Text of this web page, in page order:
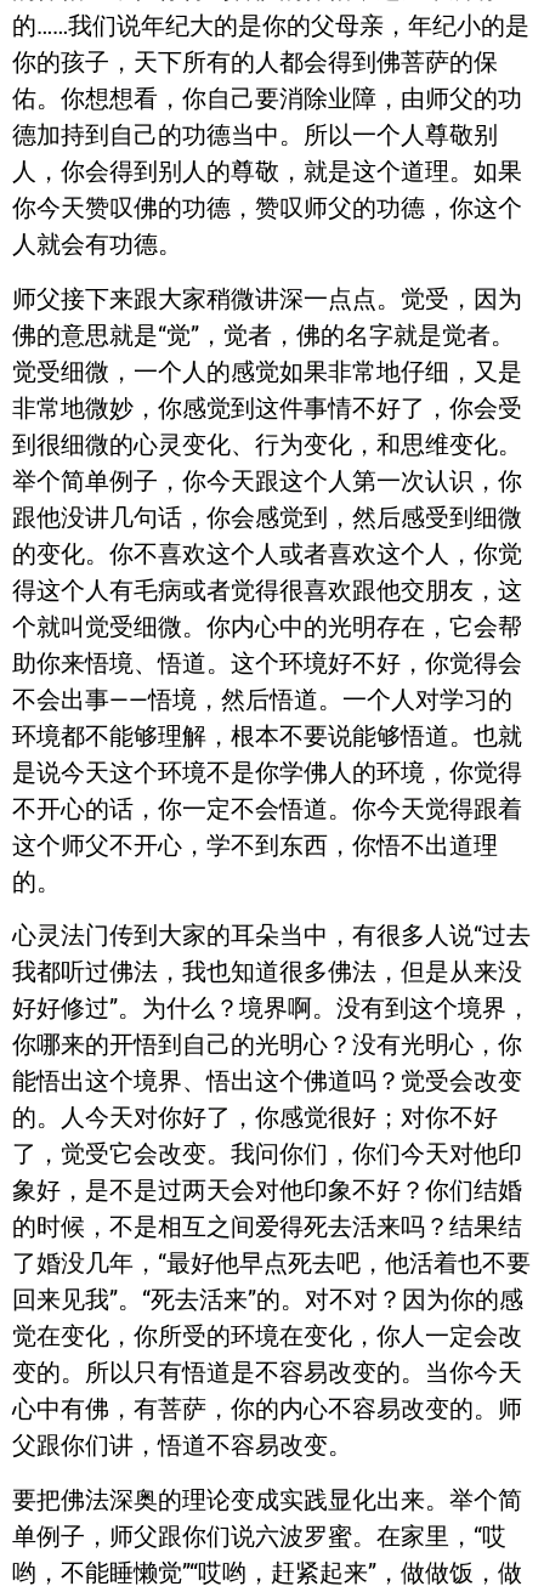
的……我们说年纪大的是你的父母亲，年纪小的是
你的孩子，天下所有的人都会得到佛菩萨的保
佑。你想想看，你自己要消除业障，由师父的功
德加持到自己的功德当中。所以一个人尊敬别
人，你会得到别人的尊敬，就是这个道理。如果
你今天赞叹佛的功德，赞叹师父的功德，你这个
人就会有功德。
师父接下来跟大家稍微讲深一点点。觉受，因为
佛的意思就是“觉”，觉者，佛的名字就是觉者。
觉受细微，一个人的感觉如果非常地仔细，又是
非常地微妙，你感觉到这件事情不好了，你会受
到很细微的心灵变化、行为变化，和思维变化。
举个简单例子，你今天跟这个人第一次认识，你
跟他没讲几句话，你会感觉到，然后感受到细微
的变化。你不喜欢这个人或者喜欢这个人，你觉
得这个人有毛病或者觉得很喜欢跟他交朋友，这
个就叫觉受细微。你内心中的光明存在，它会帮
助你来悟境、悟道。这个环境好不好，你觉得会
不会出事——悟境，然后悟道。一个人对学习的
环境都不能够理解，根本不要说能够悟道。也就
是说今天这个环境不是你学佛人的环境，你觉得
不开心的话，你一定不会悟道。你今天觉得跟着
这个师父不开心，学不到东西，你悟不出道理
的。
心灵法门传到大家的耳朵当中，有很多人说“过去
我都听过佛法，我也知道很多佛法，但是从来没
好好修过”。为什么？境界啊。没有到这个境界，
你哪来的开悟到自己的光明心？没有光明心，你
能悟出这个境界、悟出这个佛道吗？觉受会改变
的。人今天对你好了，你感觉很好；对你不好
了，觉受它会改变。我问你们，你们今天对他印
象好，是不是过两天会对他印象不好？你们结婚
的时候，不是相互之间爱得死去活来吗？结果结
了婚没几年，“最好他早点死去吧，他活着也不要
回来见我”。“死去活来”的。对不对？因为你的感
觉在变化，你所受的环境在变化，你人一定会改
变的。所以只有悟道是不容易改变的。当你今天
心中有佛，有菩萨，你的内心不容易改变的。师
父跟你们讲，悟道不容易改变。
要把佛法深奥的理论变成实践显化出来。举个简
单例子，师父跟你们说六波罗蜜。在家里，“哎
哟，不能睡懒觉”“哎哟，赶紧起来”，做做饭，做